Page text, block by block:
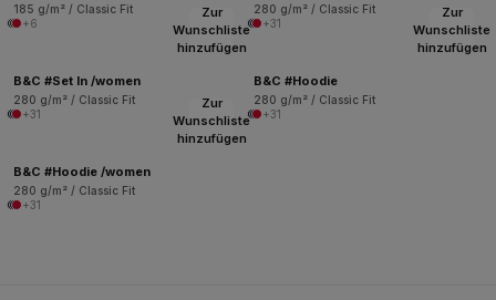
185 g/m² / Classic Fit
+6
280 g/m² / Classic Fit
+31
Zur
Wunschliste
hinzufügen
B&C #Set In /women
280 g/m² / Classic Fit
+31
Zur
Wunschliste
hinzufügen
B&C #Hoodie
280 g/m² / Classic Fit
+31
Zur
Wunschliste
hinzufügen
B&C #Hoodie /women
280 g/m² / Classic Fit
+31